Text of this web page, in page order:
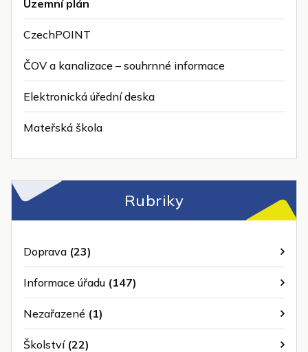
Územní plán
CzechPOINT
ČOV a kanalizace – souhrnné informace
Elektronická úřední deska
Mateřská škola
Rubriky
Doprava (23)
Informace úřadu (147)
Nezařazené (1)
Školství(22)